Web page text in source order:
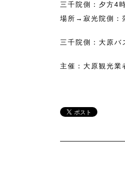
三千院側：夕方4
場所→寂光院側：
三千院側：大原
主催：大原観光業